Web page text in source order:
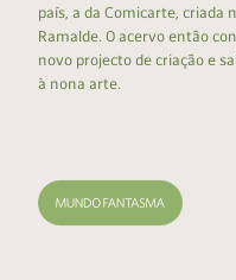
país, a da Comicarte, criada
Ramalde. O acervo então
novo projecto de criação e
à nona arte.